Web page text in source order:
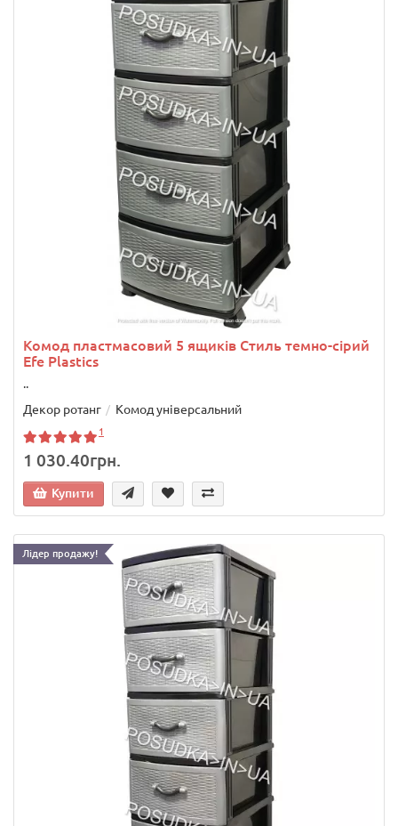
Комод пластмасовий 5 ящиків Стиль темно-сірий
Efe Plastics
..
Декор ротанг
Комод універсальний
1
1 030.40грн.
Купити
Лідер продажу!